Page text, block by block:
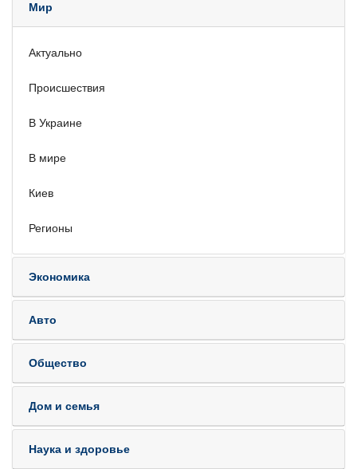
Мир
Актуально
Происшествия
В Украине
В мире
Киев
Регионы
Экономика
Авто
Общество
Дом и семья
Наука и здоровье